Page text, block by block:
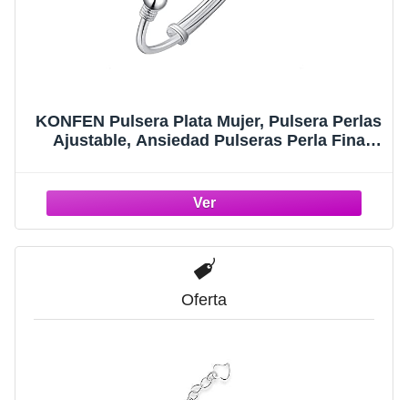
KONFEN Pulsera Plata Mujer, Pulsera Perlas
Ajustable, Ansiedad Pulseras Perla Fina
Oferta